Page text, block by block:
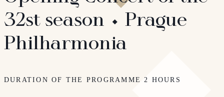
32st season ⬩ Prague
Philharmonia
DURATION OF THE PROGRAMME 2 HOURS